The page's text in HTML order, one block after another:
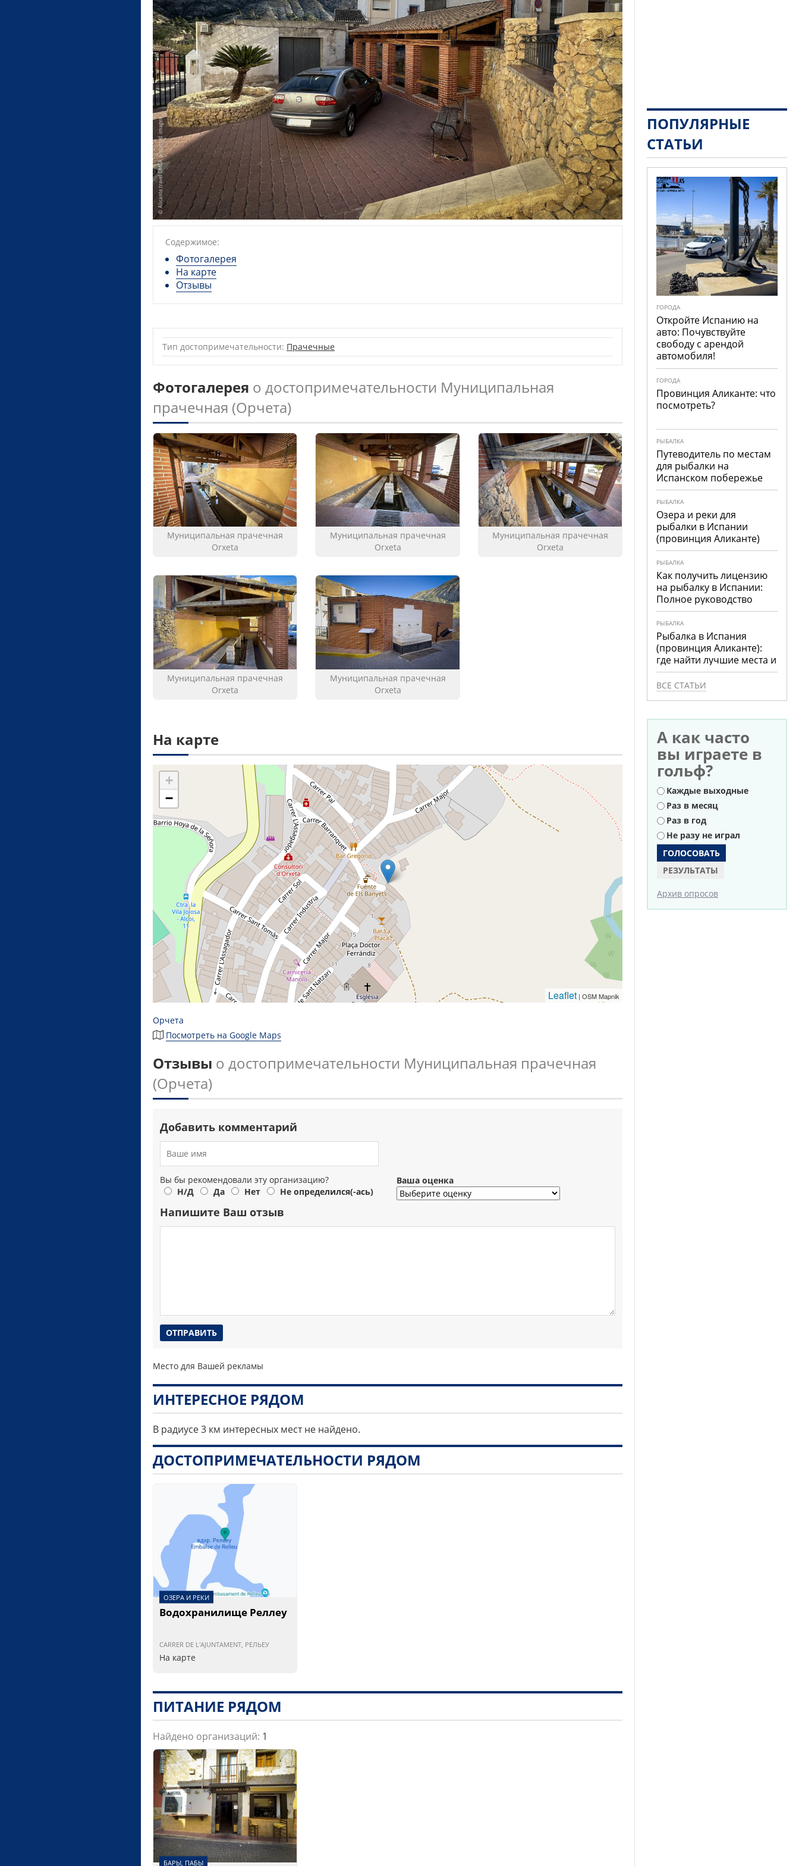
Содержимое:
Фотогалерея
На карте
Отзывы
Тип достопримечательности: Прачечные
Фотогалерея о достопримечательности Муниципальная
прачечная (Орчета)
Муниципальная прачечная
Orxeta
Муниципальная прачечная
Orxeta
Муниципальная прачечная
Orxeta
Муниципальная прачечная
Orxeta
Муниципальная прачечная
Orxeta
На карте
+
−
Leaflet | OSM Mapnik
Орчета
Посмотреть на Google Maps
Отзывы о достопримечательности Муниципальная прачечная
(Орчета)
Добавить комментарий
Вы бы рекомендовали эту организацию?
Н/Д
Да Нет Не определился(-ась)
Ваша оценка
Напишите Ваш отзыв
Место для Вашей рекламы
ИНТЕРЕСНОЕ РЯДОМ
В радиусе 3 км интересных мест не найдено.
ДОСТОПРИМЕЧАТЕЛЬНОСТИ РЯДОМ
ОЗЕРА И РЕКИ
Водохранилище Реллеу
CARRER DE L'AJUNTAMENT, РЕЛЬЕУ
На карте
ПИТАНИЕ РЯДОМ
Найдено организаций: 1
БАРЫ, ПАБЫ
ПОПУЛЯРНЫЕ
СТАТЬИ
ГОРОДА
Откройте Испанию на
авто: Почувствуйте
свободу с арендой
автомобиля!
ГОРОДА
Провинция Аликанте: что
посмотреть?
РЫБАЛКА
Путеводитель по местам
для рыбалки на
Испанском побережье
РЫБАЛКА
Озера и реки для
рыбалки в Испании
(провинция Аликанте)
РЫБАЛКА
Как получить лицензию
на рыбалку в Испании:
Полное руководство
РЫБАЛКА
Рыбалка в Испания
(провинция Аликанте):
где найти лучшие места и
что ловить
ВСЕ СТАТЬИ
А как часто
вы играете в
гольф?
Варианты
Каждые выходные
Раз в месяц
Раз в год
Не разу не играл
РЕЗУЛЬТАТЫ
Архив опросов